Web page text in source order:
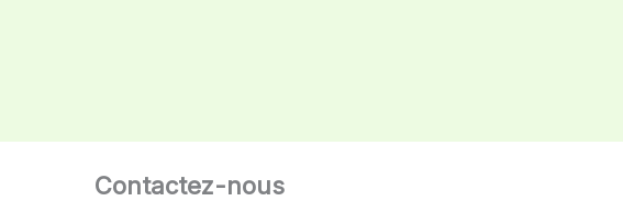
Contactez-nous